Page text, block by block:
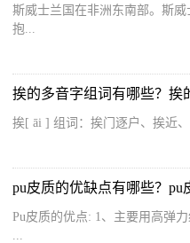
斯威士兰国在非洲东南部。斯
抱...
挨的多音字组词有哪些？挨
挨[ āi ] 组词：挨门逐户、挨近
pu皮质的优缺点有哪些？pu
Pu皮质的优点: 1、主要用高弹
...